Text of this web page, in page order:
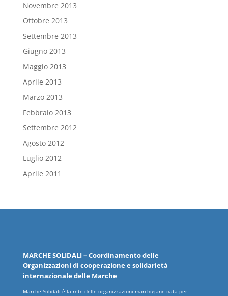
Novembre 2013
Ottobre 2013
Settembre 2013
Giugno 2013
Maggio 2013
Aprile 2013
Marzo 2013
Febbraio 2013
Settembre 2012
Agosto 2012
Luglio 2012
Aprile 2011
MARCHESOLIDALI– Coordinamento delle
Organizzazioni di cooperazione e solidarietà
internazionale delle Marche
Marche Solidali è la rete delle organizzazioni marchigiane nata per